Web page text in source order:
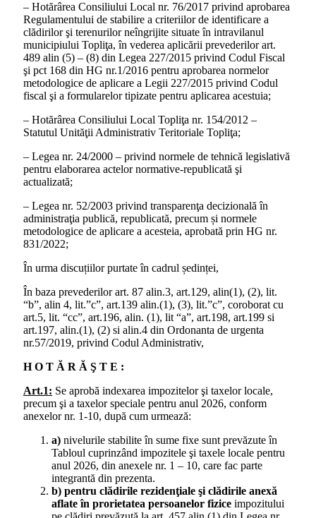
– Hotărârea Consiliului Local nr. 76/2017 privind aprobarea
Regulamentului de stabilire a criteriilor de identificare a
clădirilor şi terenurilor neîngrijite situate în intravilanul
municipiului Topliţa, în vederea aplicării prevederilor art.
489 alin (5) – (8) din Legea 227/2015 privind Codul Fiscal
şi pct 168 din HG nr.1/2016 pentru aprobarea normelor
metodologice de aplicare a Legii 227/2015 privind Codul
fiscal şi a formularelor tipizate pentru aplicarea acestuia;
– Hotărârea Consiliului Local Topliţa nr. 154/2012 –
Statutul Unităţii Administrativ Teritoriale Topliţa;
– Legea nr. 24/2000 – privind normele de tehnică legislativă
pentru elaborarea actelor normative-republicată şi
actualizată;
– Legea nr. 52/2003 privind transparenţa decizională în
administraţia publică, republicată, precum și normele
metodologice de aplicare a acesteia, aprobată prin HG nr.
831/2022;
În urma discuțiilor purtate în cadrul ședinței,
În baza prevederilor art. 87 alin.3, art.129, alin(1), (2), lit.
“b”, alin 4, lit.”c”, art.139 alin.(1), (3), lit.”c”, coroborat cu
art.5, lit. “cc”, art.196, alin. (1), lit “a”, art.198, art.199 si
art.197, alin.(1), (2) si alin.4 din Ordonanta de urgenta
nr.57/2019, privind Codul Administrativ,
H O T Ă R Ă Ş T E :
Art.1: Se aprobă indexarea impozitelor şi taxelor locale,
precum şi a taxelor speciale pentru anul 2026, conform
anexelor nr. 1-10, după cum urmează:
a) nivelurile stabilite în sume fixe sunt prevăzute în
Tabloul cuprinzând impozitele şi taxele locale pentru
anul 2026, din anexele nr. 1 – 10, care fac parte
integrantă din prezenta.
b) pentru clădirile rezidenţiale şi clădirile anexă
aflate în prorietatea persoanelor fizice impozitului